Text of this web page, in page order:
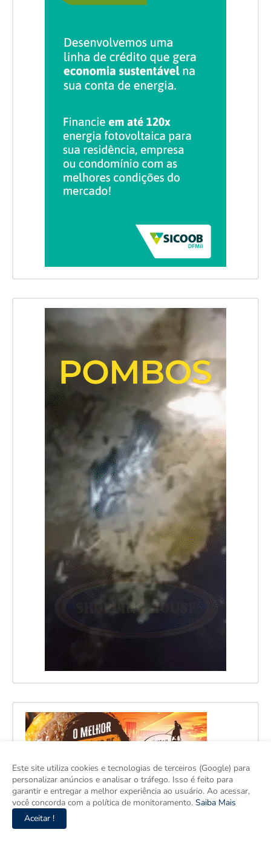
Este site utiliza cookies e tecnologias de terceiros (Google) para
personalizar anúncios e analisar o tráfego. Isso é feito para
garantir e entregar a melhor experiência ao usuário. Ao acessar,
você concorda com a política de monitoramento. Saiba Mais
Aceitar !